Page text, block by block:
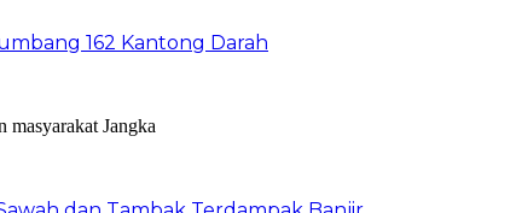
162 Kantong Darah